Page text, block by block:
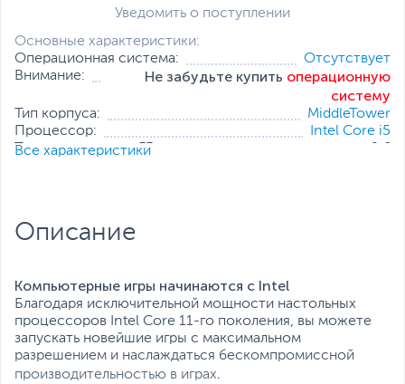
Основные характеристики:
Операционная система:
Отсутствует
Внимание:
Не забудьте купить операционную
систему
Тип корпуса:
MiddleTower
Процессор:
Intel Core i5
Тактовая частота, ГГц:
Все характеристики
Все характеристики
Уведомить о поступлении
Описание
Компьютерные игры начинаются с Intel
Благодаря исключительной мощности настольных
процессоров Intel Core 11-го поколения, вы можете
запускать новейшие игры с максимальном
разрешением и наслаждаться бескомпромиссной
производительностью в играх.